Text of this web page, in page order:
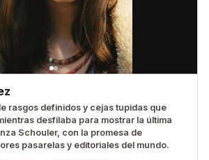
rasgos definidos y cejas tupidas que
desfilaba para mostrar la última
Schouler, con la promesa de
pasarelas y editoriales del mundo.